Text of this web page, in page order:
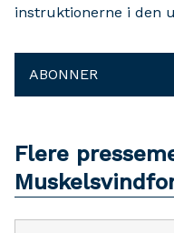
instruktionerne i den
ABONNER
Flere